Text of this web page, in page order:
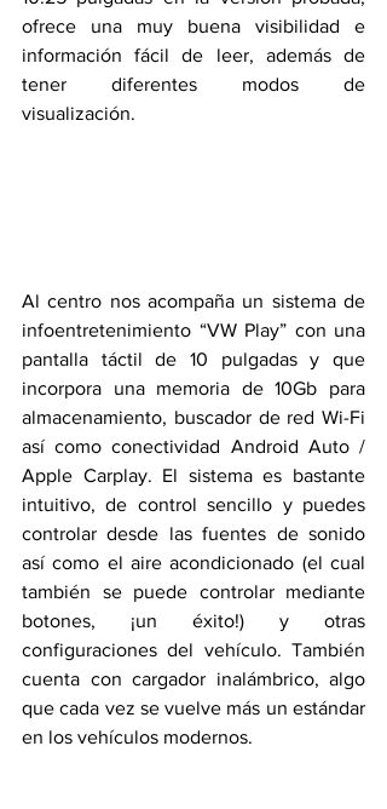
ofrece una muy buena visibilidad e
información fácil de leer, además de
tener diferentes modos de
visualización.
Al centro nos acompaña un sistema de
infoentretenimiento “VW Play” con una
pantalla táctil de 10 pulgadas y que
incorpora una memoria de 10Gb para
almacenamiento, buscador de red Wi-Fi
así como conectividad Android Auto /
Apple Carplay. El sistema es bastante
intuitivo, de control sencillo y puedes
controlar desde las fuentes de sonido
así como el aire acondicionado (el cual
también se puede controlar mediante
botones, ¡un éxito!) y otras
configuraciones del vehículo. También
cuenta con cargador inalámbrico, algo
que cada vez se vuelve más un estándar
en los vehículos modernos.